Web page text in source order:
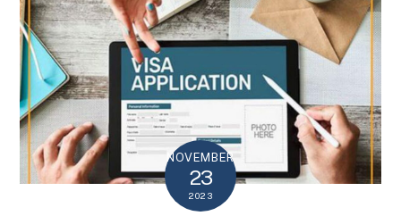
NOVEMBER
23
2023